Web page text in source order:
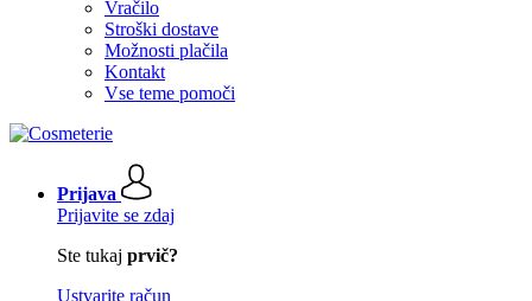
Vračilo
Stroški dostave
Možnosti plačila
Kontakt
Vse teme pomoči
Prijava
Prijavite se zdaj
Ste tukaj prvič?
Ustvarite račun